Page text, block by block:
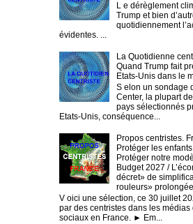
L e dérèglement
Trump et bien
quotidiennement
évidentes. ...
La Quotidienne
Quand Trump fait
Etats-Unis dans le
S elon un sondage
Center, la plupart
pays sélectionnés
Etats-Unis, conséquence...
Propos centristes.
Protéger les
Protéger notre
Budget 2027 /
décret» de
rouleurs»
V oici une sélection, ce 30 juillet
par des centristes dans les
sociaux en France. ► Em...